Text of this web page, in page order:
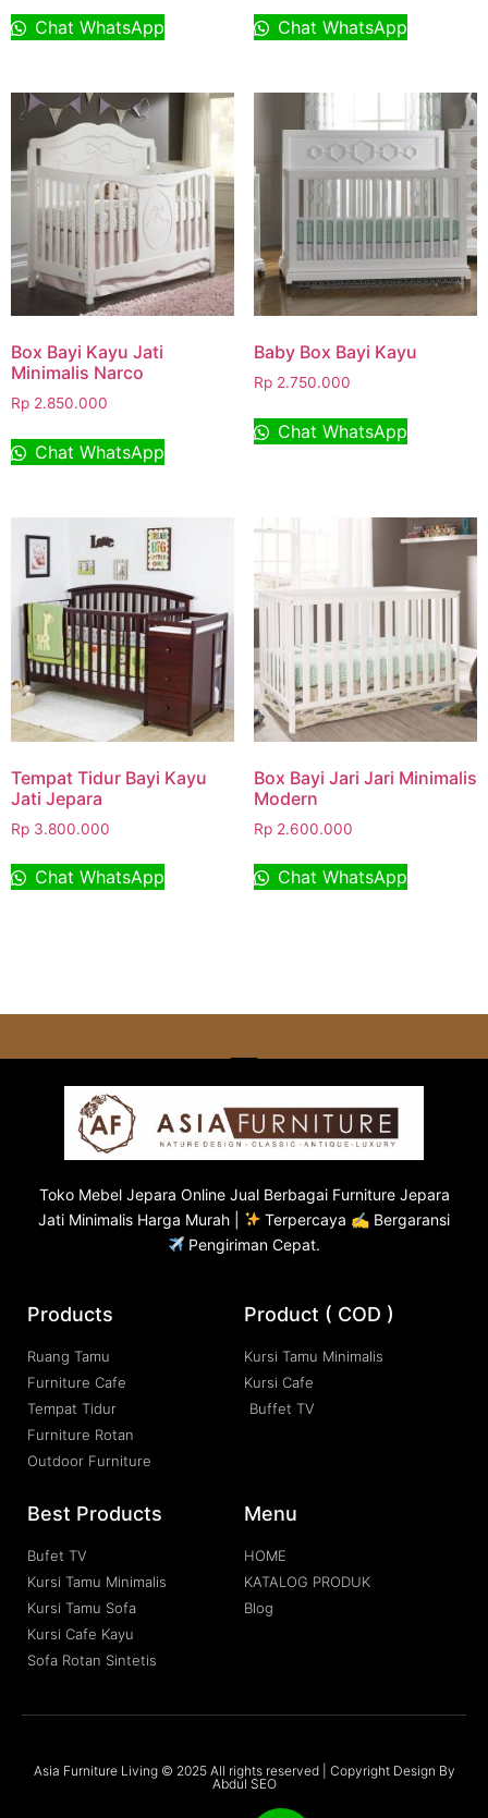
Chat WhatsApp Chat WhatsApp
Box Bayi Kayu Jati
Minimalis Narco
Rp 2.850.000
Chat WhatsApp
Baby Box Bayi Kayu
Rp2.750.000
Chat WhatsApp
Tempat Tidur Bayi Kayu
Jati Jepara
Rp 3.800.000
Chat WhatsApp
Box Bayi Jari Jari Minimalis
Modern
Rp2.600.000
Chat WhatsApp
Toko Mebel Jepara Online Jual Berbagai Furniture Jepara
Jati Minimalis Harga Murah |
Terpercaya ✍ Bergaransi
Pengiriman Cepat.
Products
Ruang Tamu
Furniture Cafe
Tempat Tidur
Furniture Rotan
Outdoor Furniture
Product ( COD )
Kursi Tamu Minimalis
Kursi Cafe
Buffet TV
Best Products
Bufet TV
Kursi Tamu Minimalis
Kursi Tamu Sofa
Kursi Cafe Kayu
Sofa Rotan Sintetis
Menu
HOME
KATALOG PRODUK
Blog
Asia Furniture Living © 2025 All rights reserved | Copyright Design By
Abdul SEO